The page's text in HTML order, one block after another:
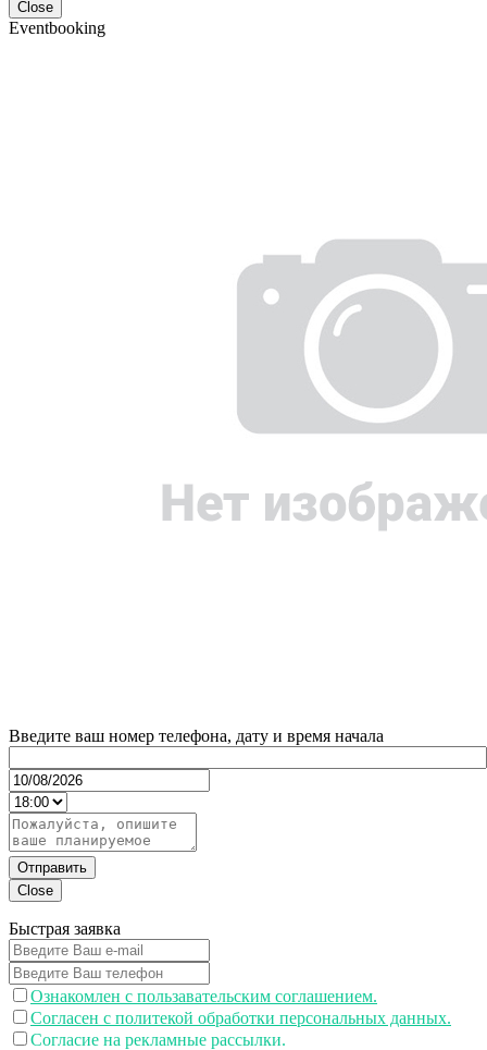
Close
Eventbooking
Введите ваш номер телефона, дату и время начала
Отправить
Close
Быстрая заявка
Ознакомлен с пользавательским соглашением.
Согласен с политекой обработки персональных данных.
Согласие на рекламные рассылки.